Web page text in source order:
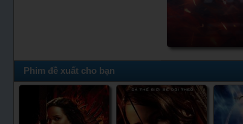
Phim đề xuất cho bạn